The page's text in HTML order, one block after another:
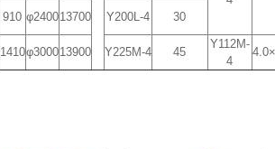
910 φ240013700 Y200L-4
30
1410φ300013900 Y225M-4 45
Y112M-
4